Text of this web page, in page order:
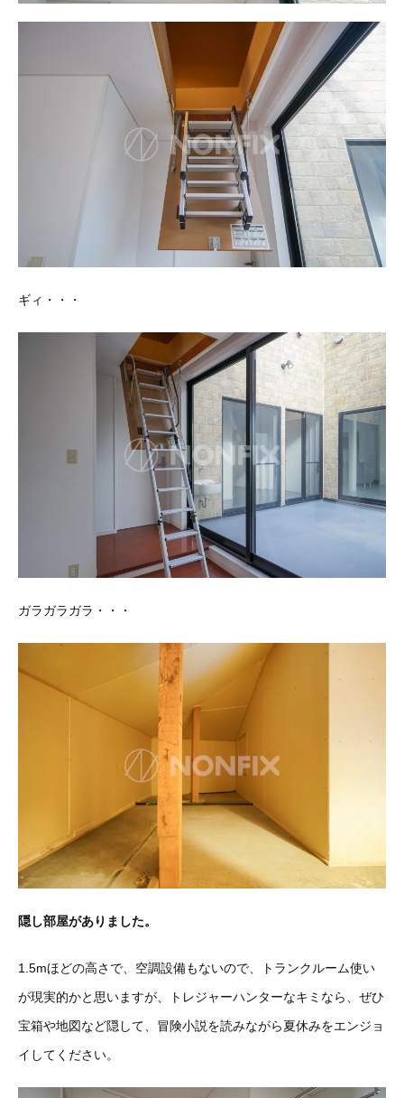
ギィ・・・
ガラガラガラ・・・
隠し部屋がありました。
1.5mほどの高さで、空調設備もないので、トランクルーム使い
が現実的かと思いますが、トレジャーハンターなキミなら、ぜひ
宝箱や地図など隠して、冒険小説を読みながら夏休みをエンジョ
イしてください。